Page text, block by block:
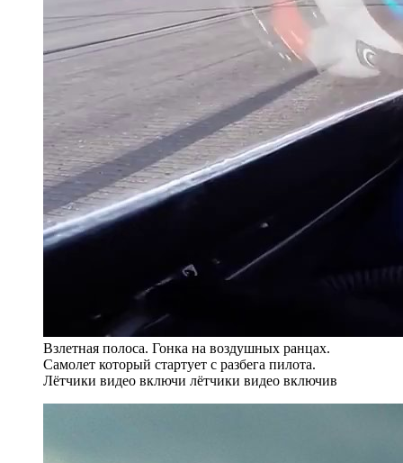
Взлетная полоса. Гонка на воздушных ранцах.
Самолет который стартует с разбега пилота.
Лётчики видео включи лётчики видео включив